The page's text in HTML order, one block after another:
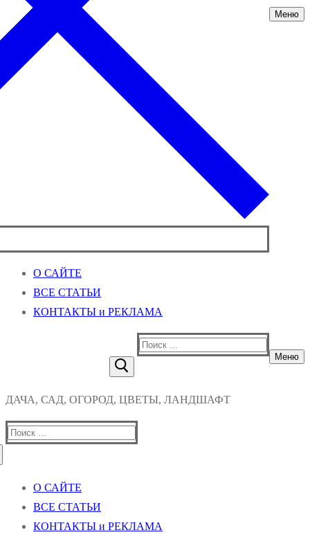
Меню
О САЙТЕ
ВСЕ СТАТЬИ
КОНТАКТЫ и РЕКЛАМА
Найти:
Меню
ДАЧА, САД, ОГОРОД, ЦВЕТЫ, ЛАНДШАФТ
Найти:
О САЙТЕ
ВСЕ СТАТЬИ
КОНТАКТЫ и РЕКЛАМА